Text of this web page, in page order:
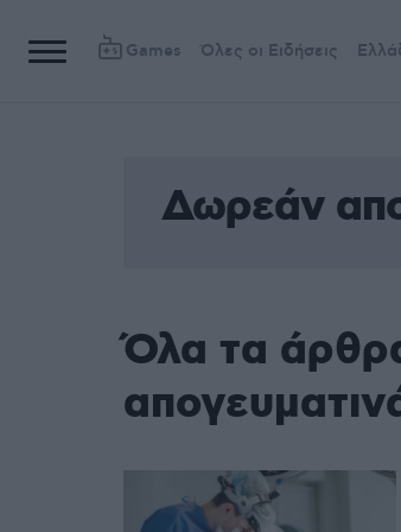
Games Όλες οι Ειδήσεις
Δωρεάν
Όλα τα